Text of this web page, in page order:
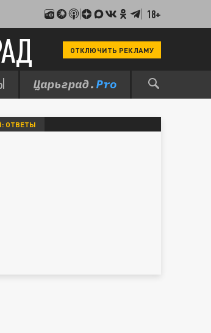
18+
ОТКЛЮЧИТЬ РЕКЛАМУ
ОТВЕТЫ